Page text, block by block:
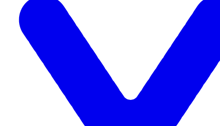
Казань, Ярослава Гашека, 7
Построить маршрут
Пн-Пт: 08:00-20:00, Выходные: 08:00-18:00
Автоцентр FOTON в Казани